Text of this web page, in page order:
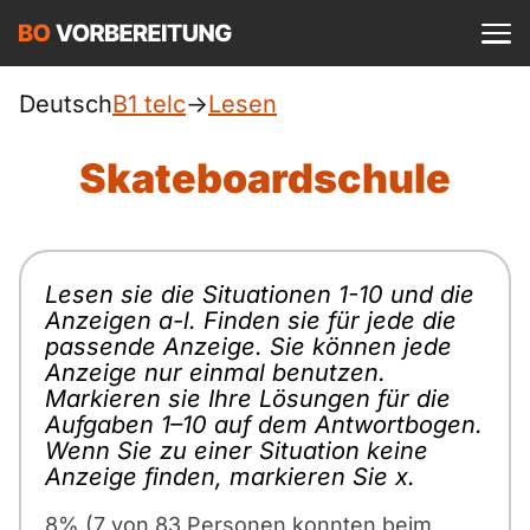
telc
Allgemein
Beruf
Goethe
ÖIF
ÖSD
Deutsch
Türkisch
Ukrainisch
Russisch
A1 DTZ
A1 telc
A1 Goethe
A2 Allgemein
A2 DTZ
A2 telc
A2 Goethe
B1 Allgemein
B1 DTZ
B1 Beruf
B2 Allgemein
B2 Beruf
Blog
Webinare
Einloggen
DeutschB1 telc->Lesen
Skateboardschule
Lesen sie die Situationen 1-10 und die
Anzeigen a-l. Finden sie für jede die
passende Anzeige. Sie können jede
Anzeige nur einmal benutzen.
Markieren sie Ihre Lösungen für die
Aufgaben 1–10 auf dem Antwortbogen.
Wenn Sie zu einer Situation keine
Anzeige finden, markieren Sie x.
8% (7 von 83 Personen konnten beim